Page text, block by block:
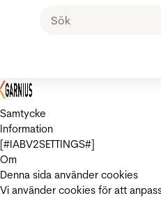
Samtycke
Information
[#IABV2SETTINGS#]
Om
Denna sida använder cookies
Vi använder cookies för att